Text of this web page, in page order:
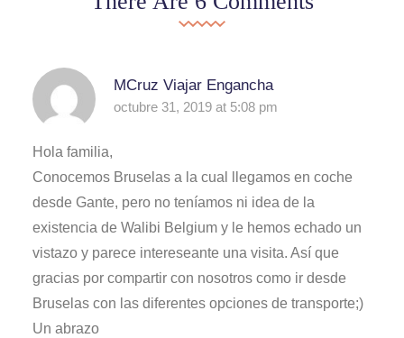
MCruz Viajar Engancha
octubre 31, 2019 at 5:08 pm
Hola familia,
Conocemos Bruselas a la cual llegamos en coche
desde Gante, pero no teníamos ni idea de la
existencia de Walibi Belgium y le hemos echado un
vistazo y parece intereseante una visita. Así que
gracias por compartir con nosotros como ir desde
Bruselas con las diferentes opciones de transporte;)
Un abrazo